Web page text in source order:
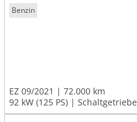
Benzin
EZ 09/2021
72.000 km
92 kW (125 PS)
Schaltgetriebe